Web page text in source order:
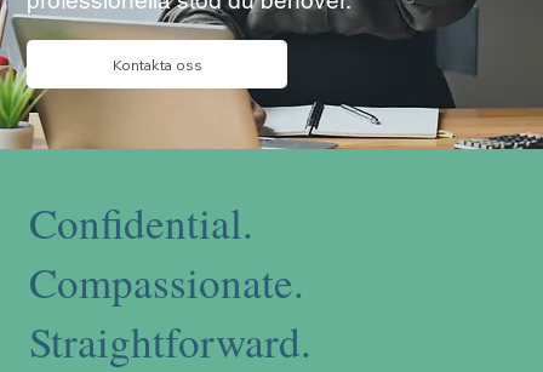
Kontakta oss
Confidential.
Compassionate.
Straightforward.